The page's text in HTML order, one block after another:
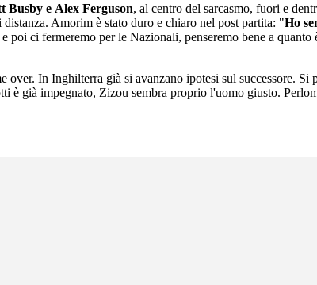
Busby e Alex Ferguson, al centro del sarcasmo, fuori e
Amorim è stato duro e chiaro nel post partita: "Ho
ci fermeremo per le Nazionali, penseremo bene a
In Inghilterra già si avanzano ipotesi sul successore. Si
già impegnato, Zizou sembra proprio l'uomo giusto.